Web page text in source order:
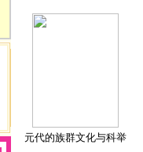
元代的族群文化与科举